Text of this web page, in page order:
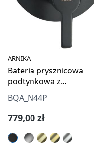
ARNIKA
Bateria prysznicowa
podtynkowa z
przełącznikiem natrysku
BQA_N44P
Cena regularna:
779,00 zł